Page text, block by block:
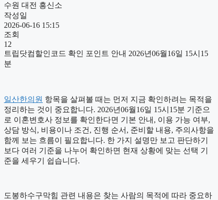
수원 대전 흥신소
작성일
2026-06-16 15:15
조회
12
트립닷컴할인코드 확인 포인트 안내 2026년06월16일 15시15
분
일산한의원 항목을 살펴볼 때는 먼저 지금 확인하려는 목적을
정리하는 것이 중요합니다. 2026년06월16일 15시15분 기준으
로 이혼변호사 정보를 확인한다면 기본 안내, 이용 가능 여부,
상담 방식, 비용이나 조건, 진행 순서, 준비할 내용, 주의사항을
함께 보는 흐름이 필요합니다. 한 가지 설명만 보고 판단하기
보다 여러 기준을 나누어 확인하면 현재 상황에 맞는 선택 기
준을 세우기 쉽습니다.
도봉하수구막힘 관련 내용은 찾는 사람의 목적에 따라 중요하